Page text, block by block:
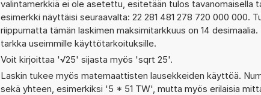
valintamerkkiä ei ole asetettu, esitetään tulos tavanomaisella
esimerkki näyttäisi seuraavalta: 22 281 481 278 720 000 000.
riippumatta tämän laskimen maksimitarkkuus on 14
tarkka useimmille käyttötarkoituksille.
Voit kirjoittaa '√25' sijasta myös 'sqrt 25'.
Laskin tukee myös matemaattisten lausekkeiden käyttöä.
sekä yhteen, esimerkiksi '5 * 51 TW', mutta myös erilaisia